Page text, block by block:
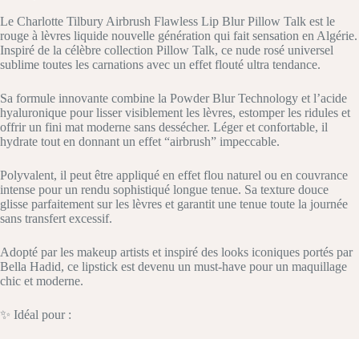
Le Charlotte Tilbury Airbrush Flawless Lip Blur Pillow Talk est le
rouge à lèvres liquide nouvelle génération qui fait sensation en Algérie.
Inspiré de la célèbre collection Pillow Talk, ce nude rosé universel
sublime toutes les carnations avec un effet flouté ultra tendance.
Sa formule innovante combine la Powder Blur Technology et l’acide
hyaluronique pour lisser visiblement les lèvres, estomper les ridules et
offrir un fini mat moderne sans dessécher. Léger et confortable, il
hydrate tout en donnant un effet “airbrush” impeccable.
Polyvalent, il peut être appliqué en effet flou naturel ou en couvrance
intense pour un rendu sophistiqué longue tenue. Sa texture douce
glisse parfaitement sur les lèvres et garantit une tenue toute la journée
sans transfert excessif.
Adopté par les makeup artists et inspiré des looks iconiques portés par
Bella Hadid, ce lipstick est devenu un must-have pour un maquillage
chic et moderne.
✨ Idéal pour :